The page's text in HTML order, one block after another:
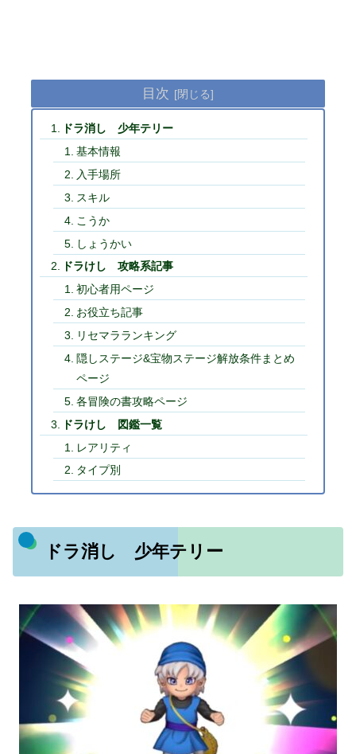
目次
ドラ消し 少年テリー
基本情報
入手場所
スキル
こうか
しょうかい
ドラけし 攻略系記事
初心者用ページ
お役立ち記事
リセマラランキング
隠しステージ&宝物ステージ解放条件まとめ
ページ
各冒険の書攻略ページ
ドラけし 図鑑一覧
レアリティ
タイプ別
ドラ消し 少年テリー